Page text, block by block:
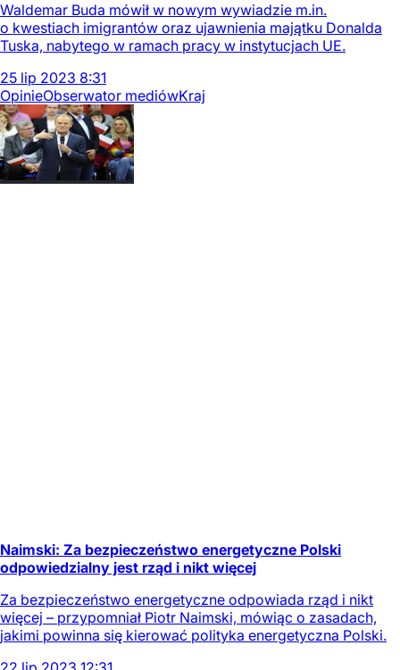
Waldemar Buda mówił w nowym wywiadzie m.in.
o kwestiach imigrantów oraz ujawnienia majątku Donalda
Tuska, nabytego w ramach pracy w instytucjach UE.
25 lip 2023 8:31
OpinieObserwator mediówKraj
Naimski: Za bezpieczeństwo energetyczne Polski
odpowiedzialny jest rząd i nikt więcej
Za bezpieczeństwo energetyczne odpowiada rząd i nikt
więcej – przypomniał Piotr Naimski, mówiąc o zasadach,
jakimi powinna się kierować polityka energetyczna Polski.